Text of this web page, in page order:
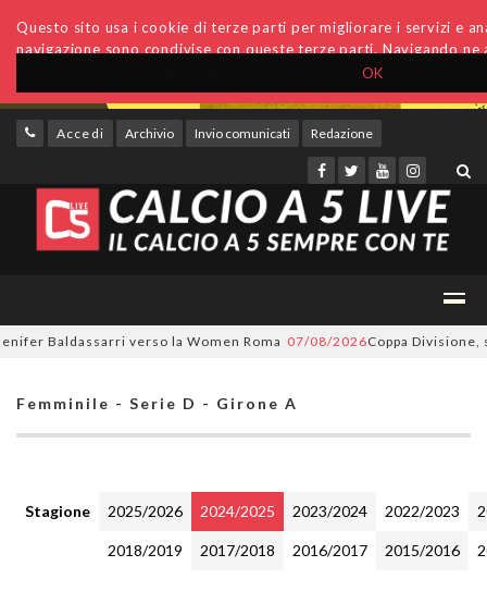
OK
Questo sito usa i cookie di terze parti per migliorare i servizi e
navigazione sono condivise con queste terze parti. Navigando
Accedi Archivio Invio comunicati Redazione
Baldassarri verso la Women Roma 07/08/2026Coppa Divisione, si
Femminile - Serie D - Girone A
Stagione 2025/2026 2024/2025 2023/2024 2022/2023
2018/2019 2017/2018 2016/2017 2015/2016